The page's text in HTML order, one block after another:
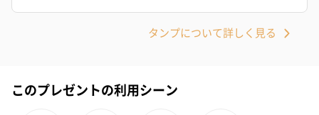
タンプについて詳しく見る
このプレゼントの利用シーン